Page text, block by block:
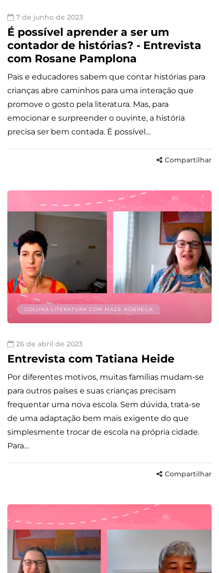
7 de junho de 2023
É possível aprender a ser um
contador de histórias? - Entrevista
com Rosane Pamplona
Pais e educadores sabem que contar histórias para
crianças abre caminhos para uma interação que
promove o gosto pela literatura. Mas, para
emocionar e surpreender o ouvinte, a história
precisa ser bem contada. É possível…
Compartilhar
COLUNA LITERATURA COM MAZÉ NÓBREGA
26 de abril de 2023
Entrevista com Tatiana Heide
Por diferentes motivos, muitas famílias mudam-se
para outros países e suas crianças precisam
frequentar uma nova escola. Sem dúvida, trata-se
de uma adaptação bem mais exigente do que
simplesmente trocar de escola na própria cidade.
Para…
Compartilhar